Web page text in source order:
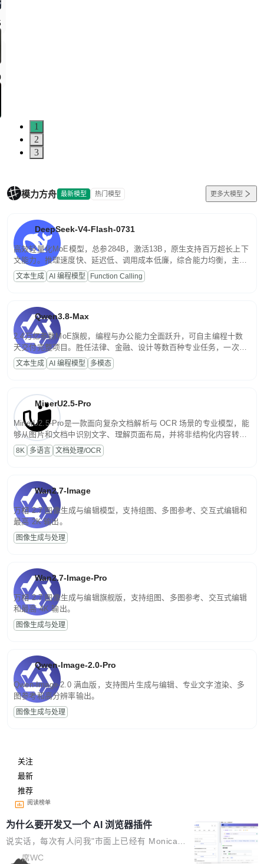
1
2
3
模力方舟 最新模型 热门模型 更多大模型
DeepSeek-V4-Flash-0731
高效轻量化MoE模型，总参284B，激活13B，原生支持百万超长上下
文能力。推理速度快、延迟低、调用成本低廉，综合能力均衡，主打
高并发、轻量化任务，适合日常对话、内容创作、基础 RAG、批量
文案处理等普惠刚需场景。
文本生成 AI 编程模型 Function Calling
Qwen3.8-Max
2.4万亿参数MoE旗舰，编程与办公能力全面跃升，可自主编程十数
天交付完整项目。胜任法律、金融、设计等数百种专业任务，一次对
话端到端交付生产级成果。原生视觉理解贯穿规划、执行与验证全流
程，支持超长文档与长视频的深度语义解析。长程任务中自主规划与
文本生成 AI 编程模型 多模态
MinerU2.5-Pro
MinerU2.5-Pro是一款面向复杂文档解析与 OCR 场景的专业模型，能
够从图片和文档中识别文字、理解页面布局，并将非结构化内容转换
为便于存储、检索和二次处理的结构化结果。
8K 多语言 文档处理/OCR
Wan2.7-Image
万相 2.7 图像生成与编辑模型，支持组图、多图参考、交互式编辑和
最高 2K 输出。
图像生成与处理
Wan2.7-Image-Pro
万相 2.7 图像生成与编辑旗舰版，支持组图、多图参考、交互式编辑
和最高 4K 输出。
图像生成与处理
Qwen-Image-2.0-Pro
Qwen-Image-2.0 满血版，支持图片生成与编辑、专业文字渲染、多
图参考和高分辨率输出。
图像生成与处理
关注
最新
推荐
阅读榜单
为什么要开发又一个 AI 浏览器插件
说实话，每次有人问我"市面上已经有 Monica、
Sider、Copilot for Chrome 这些 AI 浏览器插件
席WC